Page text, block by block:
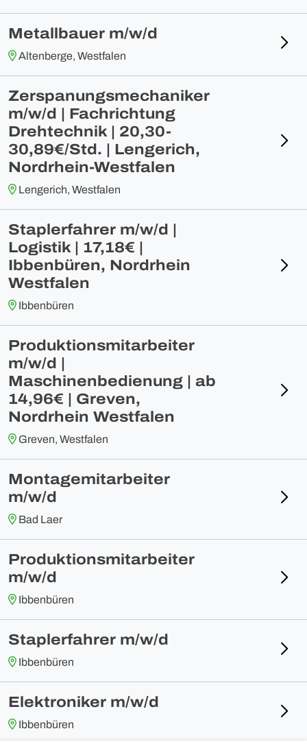
Metallbauer m/w/d
Altenberge, Westfalen
Zerspanungsmechaniker
m/w/d | Fachrichtung
Drehtechnik | 20,30-
30,89€/Std. | Lengerich,
Nordrhein-Westfalen
Lengerich, Westfalen
Staplerfahrer m/w/d |
Logistik | 17,18€ |
Ibbenbüren, Nordrhein
Westfalen
Ibbenbüren
Produktionsmitarbeiter
m/w/d |
Maschinenbedienung | ab
14,96€ | Greven,
Nordrhein Westfalen
Greven, Westfalen
Montagemitarbeiter
m/w/d
Bad Laer
Produktionsmitarbeiter
m/w/d
Ibbenbüren
Staplerfahrer m/w/d
Ibbenbüren
Elektroniker m/w/d
Ibbenbüren